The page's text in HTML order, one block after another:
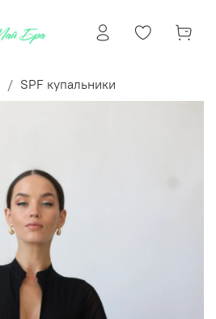
SPF купальники